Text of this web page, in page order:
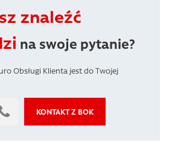
znaleźć
na swoje pytanie?
Obsługi Klienta jest do Twojej
KONTAKT Z BOK